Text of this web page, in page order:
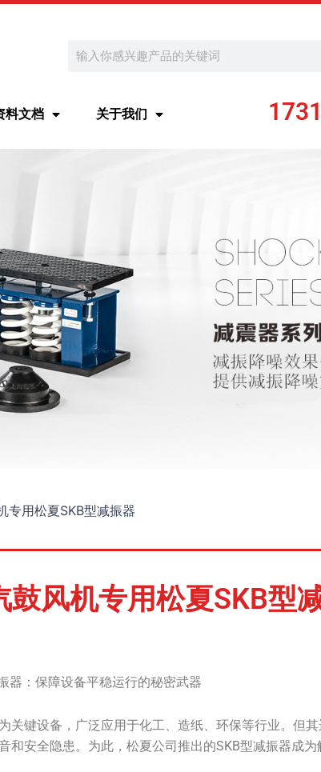
料文档 关于我们
专用松夏SKB型减振器
鼓风机专用松夏SKB型
器：保障设备平稳运行的秘密武器
关键设备，广泛应用于化工、造纸、环保等行业。但
和安全隐患。为此，松夏公司推出的SKB型减振器成